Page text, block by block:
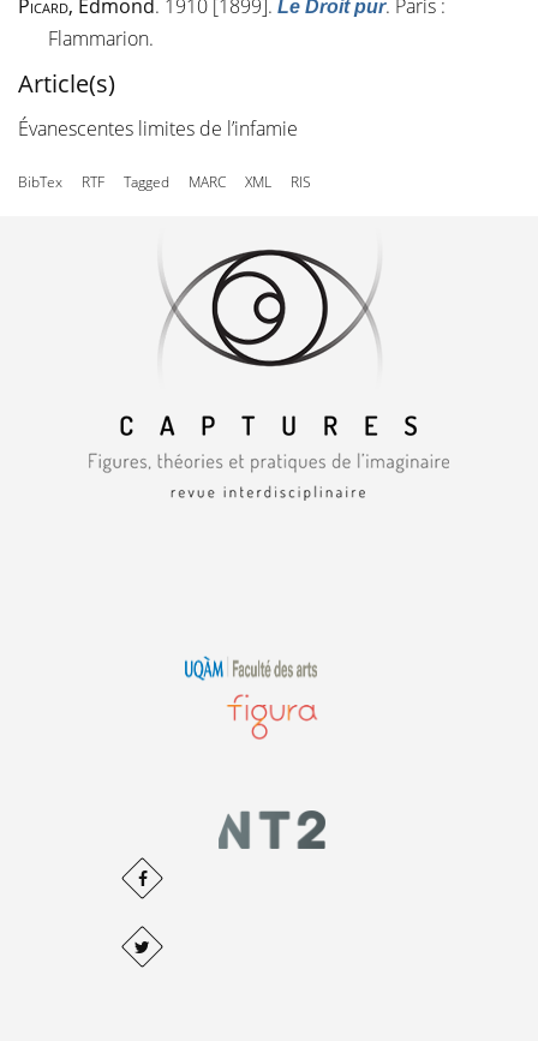
Picard, Edmond. 1910 [1899]. Le Droit pur. Paris :
Flammarion.
Article(s)
Évanescentes limites de l’infamie
BibTex RTF Tagged MARC XML RIS